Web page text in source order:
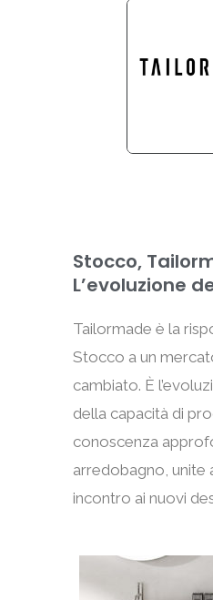
Stocco,
L’evoluzione
Tailormade è la
Stocco a un
cambiato. È
della capacità di
conoscenza
arredobagno, unite
incontro ai nuovi